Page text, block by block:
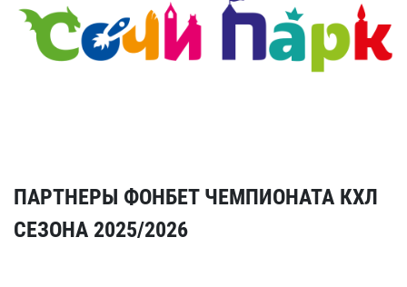
ПАРТНЕРЫ ФОНБЕТ ЧЕМПИОНАТА КХЛ
СЕЗОНА 2025/2026